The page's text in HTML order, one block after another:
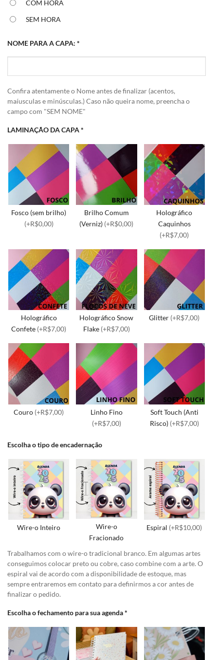
COM HORA
SEM HORA
NOME PARA A CAPA: *
Confira atentamente o Nome antes de finalizar (acentos,
maíusculas e minúsculas.) Caso não queira nome, preencha o
campo com "SEM NOME"
LAMINAÇÃO DA CAPA*
Fosco (sem brilho)
(+R$0,00)
Brilho Comum
(Verniz) (+R$0,00)
Holográfico
Caquinhos
(+R$7,00)
Holográfico
Confete (+R$7,00)
Holográfico Snow
Flake (+R$7,00)
Glitter (+R$7,00)
Couro (+R$7,00)
Linho Fino
(+R$7,00)
Soft Touch (Anti
Risco) (+R$7,00)
Escolha o tipo de encadernação
Wire-o Inteiro
Wire-o
Fracionado
Espiral (+R$10,00)
Trabalhamos com o wire-o tradicional branco. Em algumas artes
conseguimos colocar preto ou cobre, caso combine com a arte. O
espiral vai de acordo com a disponibilidade de estoque, mas
sempre entraremos em contato para definirmos a cor antes de
finalizar o pedido.
Escolha o fechamento para sua agenda*